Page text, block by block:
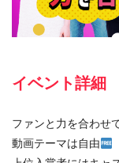
イベント詳細
ファンと力を合わせ
動画テーマは自由